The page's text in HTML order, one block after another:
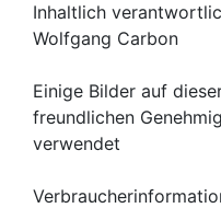
Inhaltlich
Wolfgang Carbon
Einige Bilder auf
freundlichen
verwendet